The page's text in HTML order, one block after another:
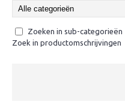
Zoeken in sub-categorieën
Zoek in productomschrijvingen